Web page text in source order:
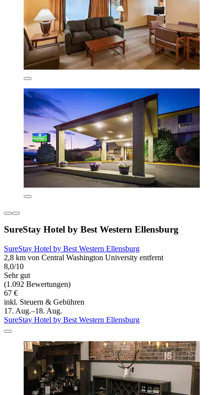
SureStay Hotel by Best Western Ellensburg
SureStay Hotel by Best Western Ellensburg
2,8 km von Central Washington University entfernt
8,0/10
Sehr gut
(1.092 Bewertungen)
67 €
inkl. Steuern & Gebühren
17. Aug.–18. Aug.
SureStay Hotel by Best Western Ellensburg